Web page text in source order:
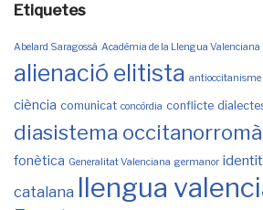
Etiquetes
Abelard Saragossà Acadèmia de la Llengua Valenciana
alienació elitista antioccitanisme
ciència comunicat concòrdia conflicte
diasistema
fonètica Generalitat Valenciana germanor
catalana llengua